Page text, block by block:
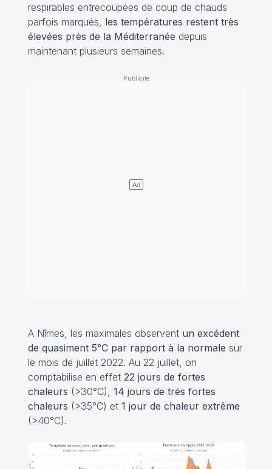
respirables entrecoupées de coup de chauds
parfois marqués, les températures restent très
élevées près de la Méditerranée depuis
maintenant plusieurs semaines.
A Nîmes, les maximales observent un excédent
de quasiment 5°C par rapport à la normale sur
le mois de juillet 2022. Au 22 juillet, on
comptabilise en effet 22 jours de fortes
chaleurs (>30°C), 14 jours de très fortes
chaleurs (>35°C) et 1 jour de chaleur extrême
(>40°C).